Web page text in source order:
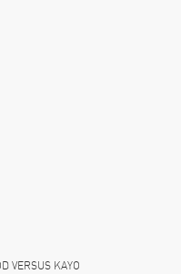
VERSUS KAYO